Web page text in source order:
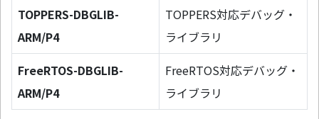
TOPPERS-DBGLIB-
ARM/P4
TOPPERS対応デバッグ・
ライブラリ
FreeRTOS-DBGLIB-
ARM/P4
FreeRTOS対応デバッグ・
ライブラリ